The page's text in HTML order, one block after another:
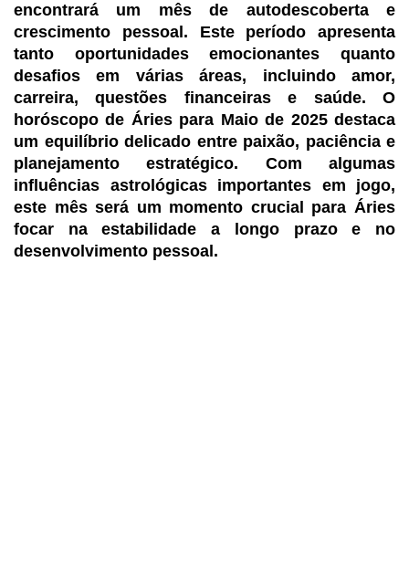
encontrará um mês de autodescoberta e
crescimento pessoal. Este período apresenta
tanto oportunidades emocionantes quanto
desafios em várias áreas, incluindo amor,
carreira, questões financeiras e saúde. O
horóscopo de Áries para Maio de 2025 destaca
um equilíbrio delicado entre paixão, paciência e
planejamento estratégico. Com algumas
influências astrológicas importantes em jogo,
este mês será um momento crucial para Áries
focar na estabilidade a longo prazo e no
desenvolvimento pessoal.